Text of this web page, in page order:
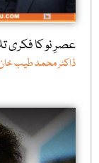
عصرِ نو کا فکری
ڈاکٹر محمد طیب